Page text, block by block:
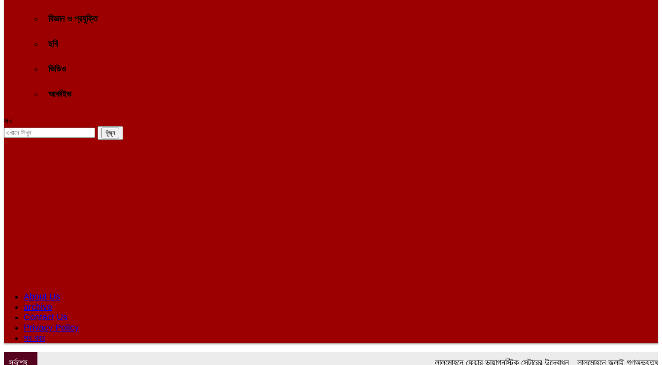
বিজ্ঞান ও প্রযুক্তি
ছবি
ভিডিও
আর্কাইভ
সব
About Us
archive
Contact Us
Privacy Policy
সব খবর
সর্বশেষ লালমোহনে ফেয়ার ডায়াগনস্টিক সেন্টারের উদ্বোধন
লালমোহনে জুলাই গণঅভ্যুত্থান দিবস